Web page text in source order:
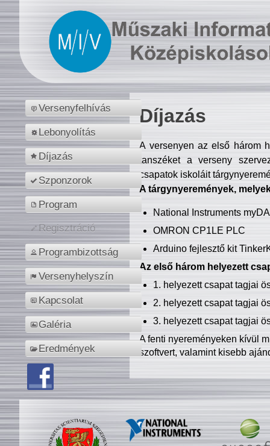
Versenyfelhívás
Lebonyolítás
Díjazás
Szponzorok
Program
Regisztráció
Programbizottság
Versenyhelyszín
Kapcsolat
Galéria
Eredmények
Díjazás
A versenyen az első három
tanszéket a verseny
csapatok iskoláit
A tárgynyeremények,
National Instruments
OMRON CP1LE PLC
Arduino fejlesztő kit
Az első három helyezett
1. helyezett csapat tagjai
2. helyezett csapat tagjai
3. helyezett csapat tagjai
A fenti nyereményeken kívül
szoftvert, valamint kisebb